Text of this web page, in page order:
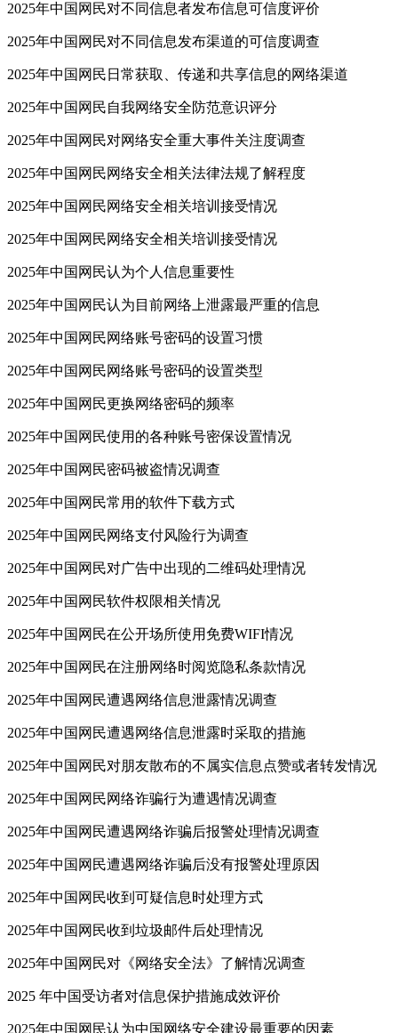
2025年中国网民对不同信息者发布信息可信度评价
2025年中国网民对不同信息发布渠道的可信度调查
2025年中国网民日常获取、传递和共享信息的网络渠道
2025年中国网民自我网络安全防范意识评分
2025年中国网民对网络安全重大事件关注度调查
2025年中国网民网络安全相关法律法规了解程度
2025年中国网民网络安全相关培训接受情况
2025年中国网民网络安全相关培训接受情况
2025年中国网民认为个人信息重要性
2025年中国网民认为目前网络上泄露最严重的信息
2025年中国网民网络账号密码的设置习惯
2025年中国网民网络账号密码的设置类型
2025年中国网民更换网络密码的频率
2025年中国网民使用的各种账号密保设置情况
2025年中国网民密码被盗情况调查
2025年中国网民常用的软件下载方式
2025年中国网民网络支付风险行为调查
2025年中国网民对广告中出现的二维码处理情况
2025年中国网民软件权限相关情况
2025年中国网民在公开场所使用免费WIFI情况
2025年中国网民在注册网络时阅览隐私条款情况
2025年中国网民遭遇网络信息泄露情况调查
2025年中国网民遭遇网络信息泄露时采取的措施
2025年中国网民对朋友散布的不属实信息点赞或者转发情况
2025年中国网民网络诈骗行为遭遇情况调查
2025年中国网民遭遇网络诈骗后报警处理情况调查
2025年中国网民遭遇网络诈骗后没有报警处理原因
2025年中国网民收到可疑信息时处理方式
2025年中国网民收到垃圾邮件后处理情况
2025年中国网民对《网络安全法》了解情况调查
2025 年中国受访者对信息保护措施成效评价
2025年中国网民认为中国网络安全建设最重要的因素